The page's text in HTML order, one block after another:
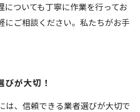
についても丁寧に作業を行ってお
にご相談ください。私たちがお手
が大切！
は、信頼できる業者選びが大切で